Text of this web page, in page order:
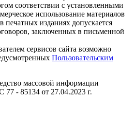
соответствии с установленными
использование материалов
печатных изданиях допускается
заключенных в письменной
сервисов сайта возможно
Пользовательским
массовой информации
- 85134 от 27.04.2023 г.